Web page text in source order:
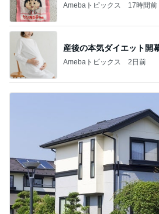
Amebaトピックス 17時間前
産後の本気ダイエット開
Amebaトピックス 2日前